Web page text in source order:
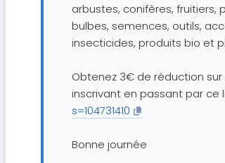
arbustes, conifères, fruitiers,
bulbes, semences, outils,
insecticides, produits bio et
Obtenez 3€ de réduction
inscrivant en passant par ce
s=104731410
Bonne journée